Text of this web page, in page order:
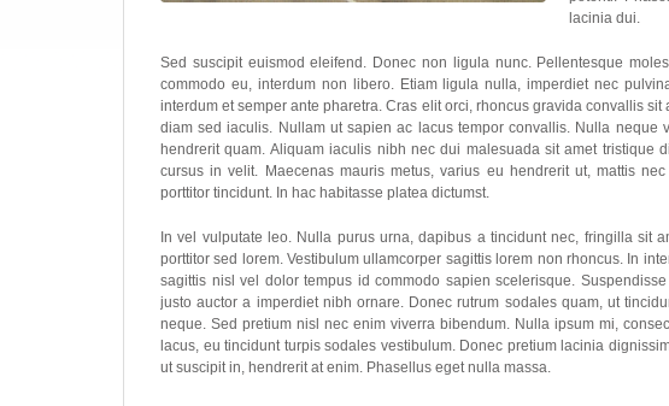
lacinia dui.
Sed suscipit euismod eleifend. Donec non ligula nunc. Pellentesque
commodo eu, interdum non libero. Etiam ligula nulla, imperdiet nec
interdum et semper ante pharetra. Cras elit orci, rhoncus gravida convallis
diam sed iaculis. Nullam ut sapien ac lacus tempor convallis. Nulla neque
hendrerit quam. Aliquam iaculis nibh nec dui malesuada sit amet
cursus in velit. Maecenas mauris metus, varius eu hendrerit ut, mattis
porttitor tincidunt. In hac habitasse platea dictumst.
In vel vulputate leo. Nulla purus urna, dapibus a tincidunt nec, fringilla sit
porttitor sed lorem. Vestibulum ullamcorper sagittis lorem non rhoncus. In
sagittis nisl vel dolor tempus id commodo sapien scelerisque.
justo auctor a imperdiet nibh ornare. Donec rutrum sodales quam, ut
neque. Sed pretium nisl nec enim viverra bibendum. Nulla ipsum mi,
lacus, eu tincidunt turpis sodales vestibulum. Donec pretium lacinia
ut suscipit in, hendrerit at enim. Phasellus eget nulla massa.